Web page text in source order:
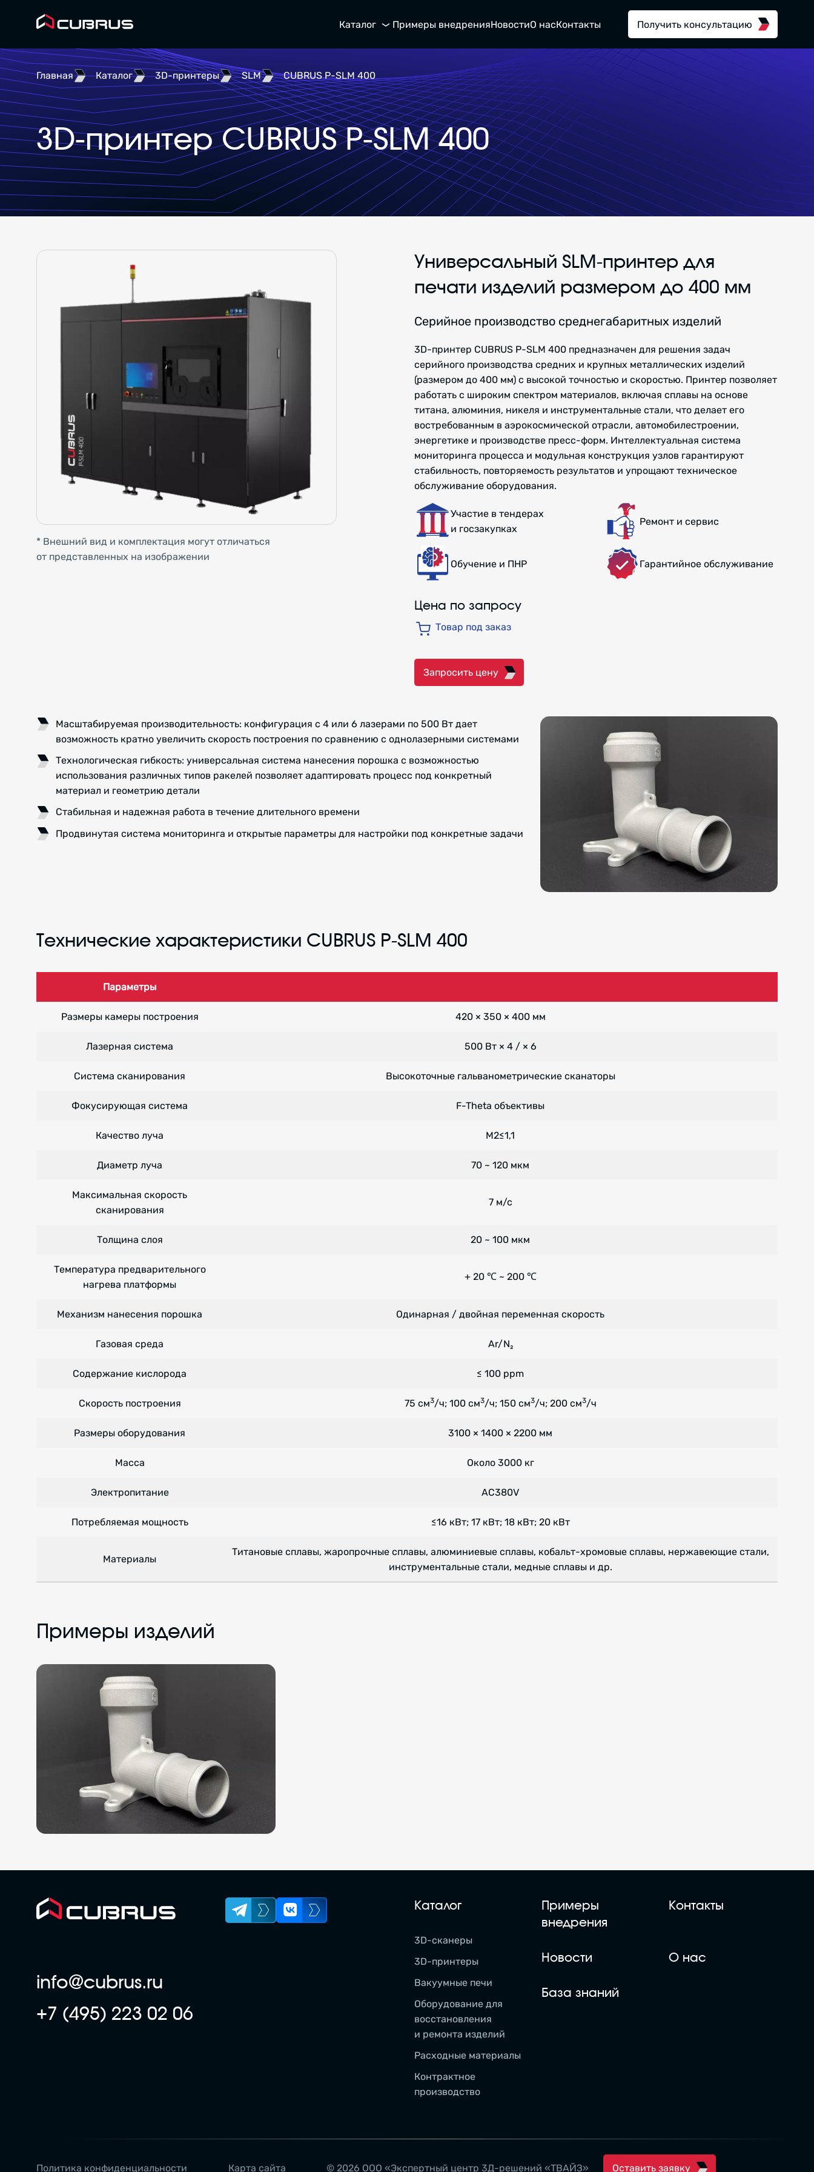
Каталог Примеры внедренияНовостиО насКонтакты Получить консультацию
Главная Каталог 3D-принтеры SLM CUBRUS P-SLM 400
3D-принтер CUBRUS P-SLM 400
* Внешний вид и комплектация могут отличаться
от представленных на изображении
Универсальный SLM-принтер для
печати изделий размером до 400 мм
Серийное производство среднегабаритных изделий
3D-принтер CUBRUS P-SLM 400 предназначен для решения задач
серийного производства средних и крупных металлических изделий
(размером до 400 мм) с высокой точностью и скоростью. Принтер позволяет
работать с широким спектром материалов, включая сплавы на основе
титана, алюминия, никеля и инструментальные стали, что делает его
востребованным в аэрокосмической отрасли, автомобилестроении,
энергетике и производстве пресс-форм. Интеллектуальная система
мониторинга процесса и модульная конструкция узлов гарантируют
стабильность, повторяемость результатов и упрощают техническое
обслуживание оборудования.
Участие в тендерах
и госзакупках
Ремонт и сервис
Обучение и ПНР Гарантийное обслуживание
Цена по запросу
Товар под заказ
Запросить цену
Масштабируемая производительность: конфигурация с 4 или 6 лазерами по 500 Вт дает
возможность кратно увеличить скорость построения по сравнению с однолазерными системами
Технологическая гибкость: универсальная система нанесения порошка с возможностью
использования различных типов ракелей позволяет адаптировать процесс под конкретный
материал и геометрию детали
Стабильная и надежная работа в течение длительного времени
Продвинутая система мониторинга и открытые параметры для настройки под конкретные задачи
Технические характеристики CUBRUS P-SLM 400
Параметры
Размеры камеры построения 420 × 350 × 400 мм
Лазерная система 500 Вт × 4 / × 6
Система сканирования Высокоточные гальванометрические сканаторы
Фокусирующая система F-Theta объективы
Качество луча M2≤1,1
Диаметр луча 70 ~ 120 мкм
Максимальная скорость
сканирования
7 м/с
Толщина слоя 20 ~ 100 мкм
Температура предварительного
нагрева платформы
+ 20 ℃ ~ 200 ℃
Механизм нанесения порошка Одинарная / двойная переменная скорость
Газовая среда Ar/N₂
Содержание кислорода ≤ 100 ppm
Скорость построения 75 см3/ч; 100 см3/ч; 150 см3/ч; 200 см3/ч
Размеры оборудования 3100 × 1400 × 2200 мм
Масса Около 3000 кг
Электропитание AC380V
Потребляемая мощность ≤16 кВт; 17 кВт; 18 кВт; 20 кВт
Материалы
Титановые сплавы, жаропрочные сплавы, алюминиевые сплавы, кобальт-хромовые сплавы, нержавеющие стали,
инструментальные стали, медные сплавы и др.
Примеры изделий
info@cubrus.ru
+7 (495) 223 02 06
Каталог
3D-сканеры
3D-принтеры
Вакуумные печи
Оборудование для
восстановления
и ремонта изделий
Расходные материалы
Контрактное
производство
Примеры
внедрения
Контакты
Новости О нас
База знаний
Оставить заявку
Политика конфиденциальности Карта сайта © 2026 ООО «Экспертный центр 3Д-решений «ТВАЙЗ»